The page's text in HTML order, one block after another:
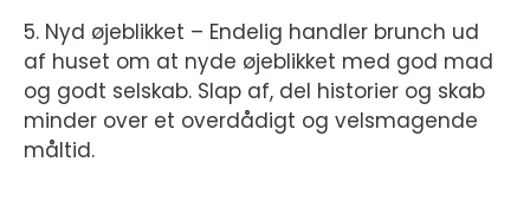
5. Nyd øjeblikket – Endelig handler brunch ud
af huset om at nyde øjeblikket med god mad
og godt selskab. Slap af, del historier og skab
minder over et overdådigt og velsmagende
måltid.